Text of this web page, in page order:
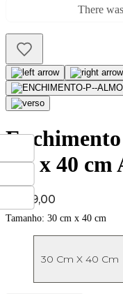
There
cm x 40 cm
Price:
R$ 49,00
Tamanho: 30 cm x 40 cm
30 Cm X 40 Cm